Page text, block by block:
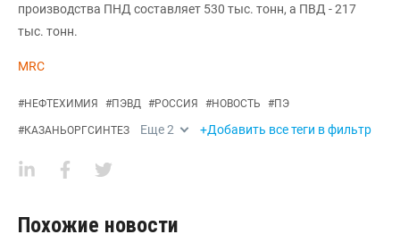
производства ПНД составляет 530 тыс. тонн, а ПВД - 217
тыс. тонн.
MRC
#НЕФТЕХИМИЯ #ПЭВД #РОССИЯ #НОВОСТЬ #ПЭ
#КАЗАНЬОРГСИНТЕЗ Еще2 +Добавить все теги в фильтр
Похожие новости